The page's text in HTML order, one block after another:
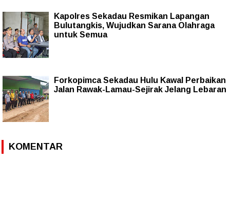
Kapolres Sekadau Resmikan Lapangan
Bulutangkis, Wujudkan Sarana Olahraga
untuk Semua
Forkopimca Sekadau Hulu Kawal Perbaikan
Jalan Rawak-Lamau-Sejirak Jelang Lebaran
KOMENTAR